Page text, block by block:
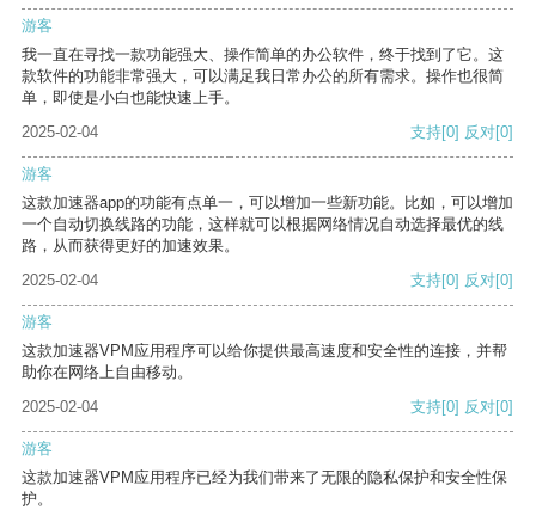
游客
我一直在寻找一款功能强大、操作简单的办公软件，终于找到了它。这
款软件的功能非常强大，可以满足我日常办公的所有需求。操作也很简
单，即使是小白也能快速上手。
2025-02-04
支持[0] 反对[0]
游客
这款加速器app的功能有点单一，可以增加一些新功能。比如，可以增加
一个自动切换线路的功能，这样就可以根据网络情况自动选择最优的线
路，从而获得更好的加速效果。
2025-02-04
支持[0] 反对[0]
游客
这款加速器VPM应用程序可以给你提供最高速度和安全性的连接，并帮
助你在网络上自由移动。
2025-02-04
支持[0] 反对[0]
游客
这款加速器VPM应用程序已经为我们带来了无限的隐私保护和安全性保
护。